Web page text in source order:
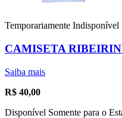
Temporariamente Indisponível
CAMISETA
Saiba mais
R$ 40,00
Disponível Somente para o